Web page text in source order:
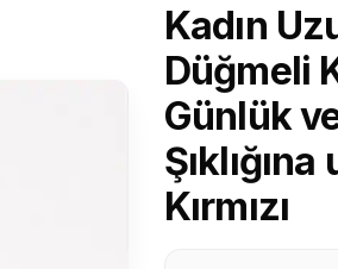
Kadın
Düğmeli
Günlük
Kırmızı